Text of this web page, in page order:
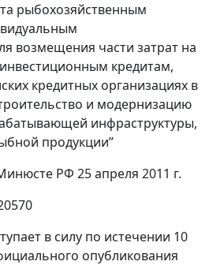
рыбохозяйственным
возмещения части затрат на
кредитам,
кредитных организациях в
и модернизацию
инфраструктуры,
продукции”
РФ 25 апреля 2011 г.
в силу по истечении 10
опубликования